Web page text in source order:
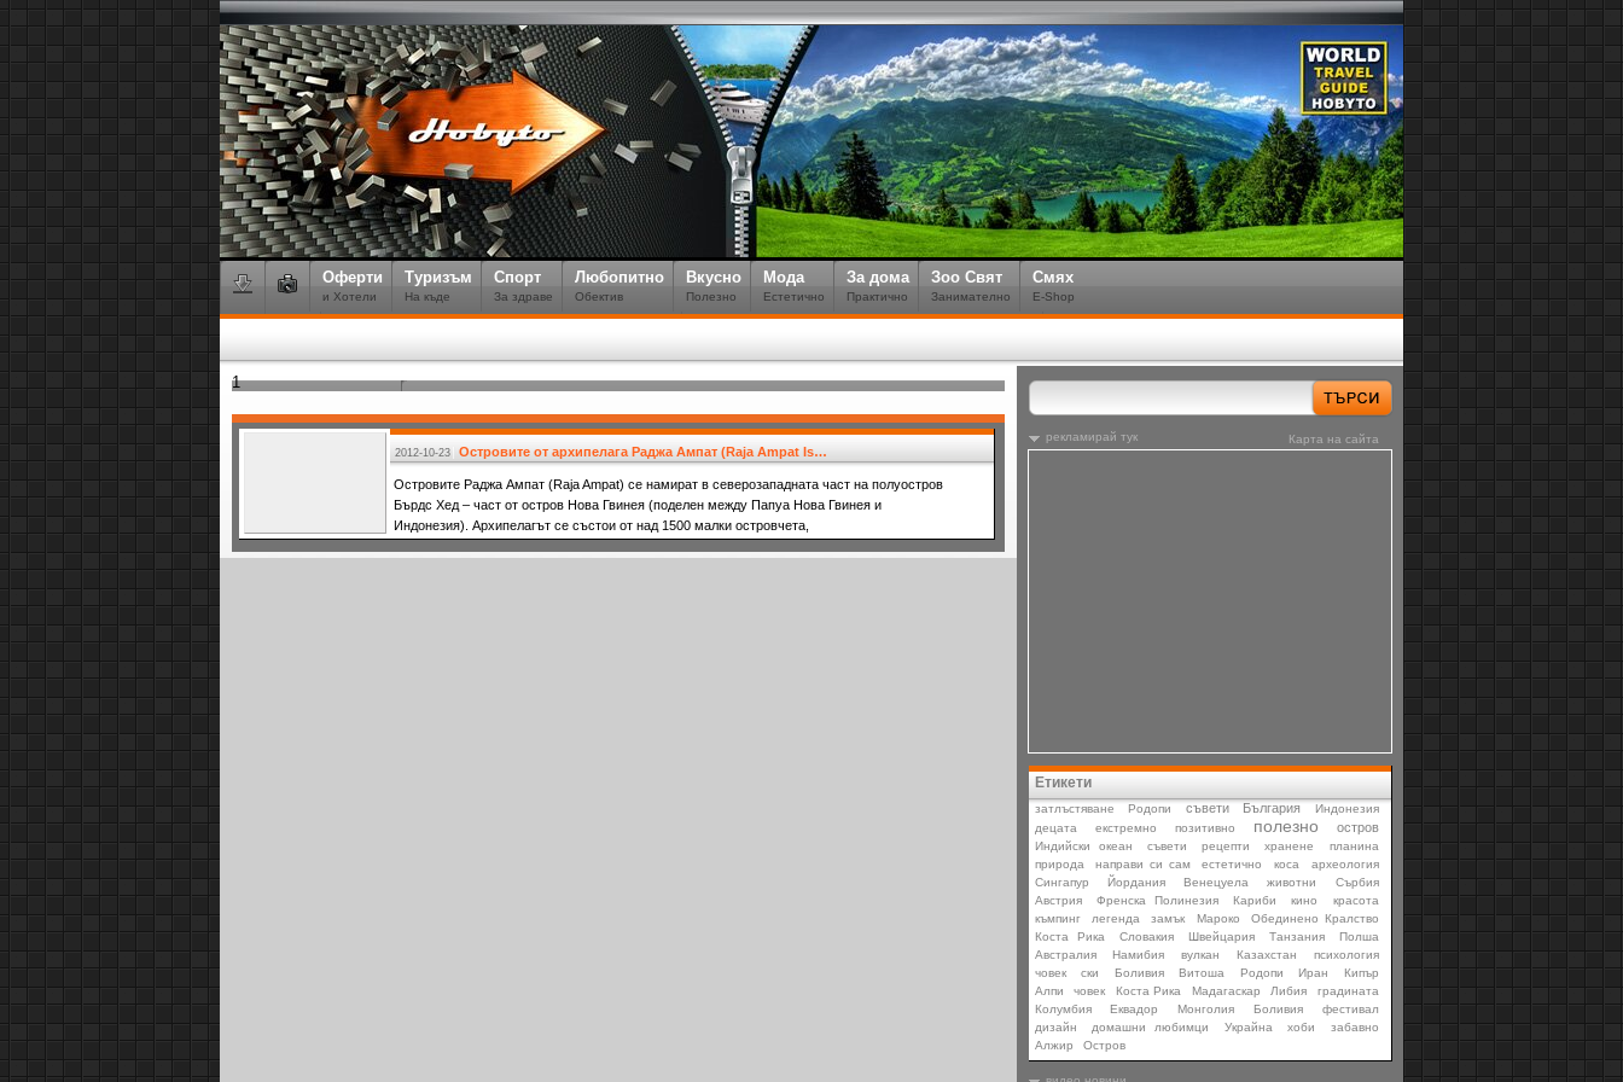
Оферти
и Хотели
Туризъм
На къде
Спорт
За здраве
Любопитно
Обектив
Вкусно
Полезно
Мода
Естетично
За дома
Практично
Зоо Свят
Занимателно
Смях
E-Shop
1
2012-10-23 Островите от архипелага Раджа Ампат (Raja Ampat Is…
Островите Раджа Ампат (Raja Ampat) се намират в северозападната част на полуостров
Бърдс Хед – част от остров Нова Гвинея (поделен между Папуа Нова Гвинея и
Индонезия). Архипелагът се състои от над 1500 малки островчета,
Карта на сайта
рекламирай тук
Етикети
затлъстяване Родопи съвети България
Индонезия
децата
екстремно позитивно полезно остров
Индийски океан съвети рецепти хранене
планина
природа
направи си сам естетично коса
археология
Сингапур
Йордания Венецуела животни
Сърбия
Австрия
Френска Полинезия Кариби кино
красота
къмпинг
легенда замък Мароко
Обединено Кралство
Коста Рика
Словакия Швейцария Танзания
Полша
Aвстралия
Намибия вулкан Казахстан
психология
човек
ски Боливия Витоша Родопи Иран
Кипър
Алпи
човек Коста Рика Мадагаскар Либия
градината
Колумбия
Еквадор Монголия Боливия
фестивал
дизайн
домашни любимци Украйна хоби
забавно
Алжир
Остров